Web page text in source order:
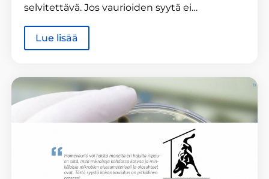
selvitettävä. Jos vaurioiden syytä ei…
Lue lisää